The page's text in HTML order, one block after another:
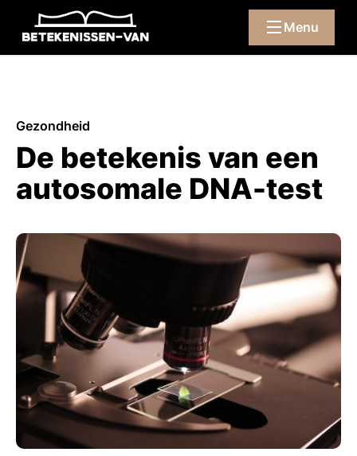
Menu
Gezondheid
De betekenis van een
autosomale DNA-test